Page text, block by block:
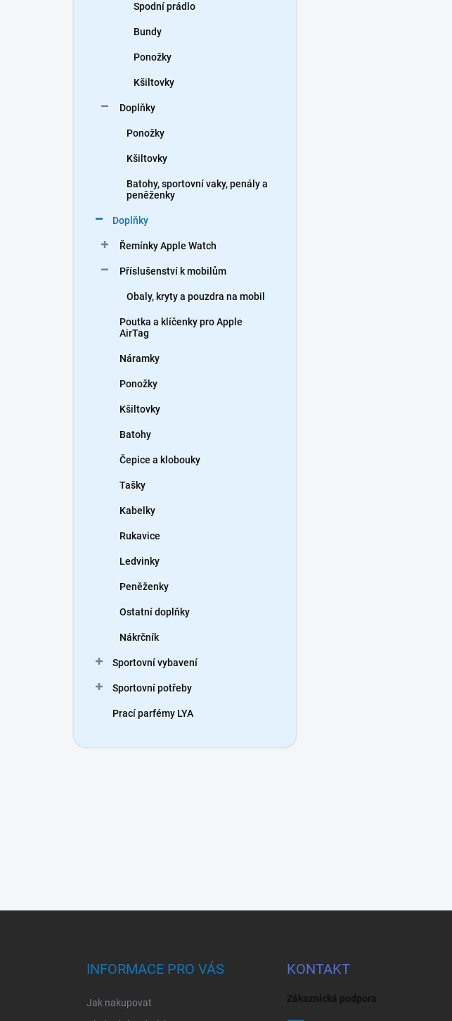
Spodní prádlo
Bundy
Ponožky
Kšiltovky
Doplňky
Ponožky
Kšiltovky
Batohy, sportovní vaky, penály a
peněženky
Doplňky
Řemínky Apple Watch
Příslušenství k mobilům
Obaly, kryty a pouzdra na mobil
Poutka a klíčenky pro Apple
AirTag
Náramky
Ponožky
Kšiltovky
Batohy
Čepice a klobouky
Tašky
Kabelky
Rukavice
Ledvinky
Peněženky
Ostatní doplňky
Nákrčník
Sportovní vybavení
Sportovní potřeby
Prací parfémy LYA
INFORMACE PRO VÁS
Jak nakupovat
KONTAKT
Zákaznická podpora